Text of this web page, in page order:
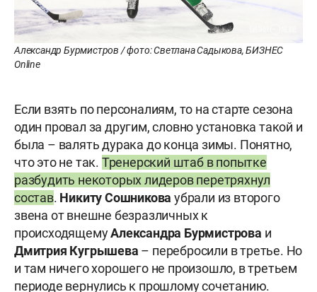
Александр Бурмистров / фото: Светлана Садыкова, БИЗНЕС
Online
Если взять по персоналиям, то на старте сезона
один провал за другим, словно установка такой и
была – валять дурака до конца зимы. Понятно,
что это не так. Тренерский штаб в попытке
разбудить некоторых лидеров перетряхнул
состав. Никиту Сошникова убрали из второго
звена от внешне безразличных к
происходящемуАлександра Бурмистрова и
Дмитрия Кугрышева – перебросили в третье. Но
и там ничего хорошего не произошло, в третьем
периоде вернулись к прошлому сочетанию.